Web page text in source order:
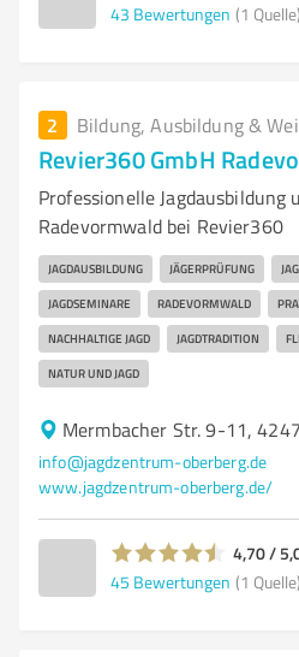
43 Bewertungen (1 Quelle)
2 Bildung, Ausbildung &
Revier360 GmbH
Professionelle Jagdausbildung
Radevormwald bei Revier360
JAGDAUSBILDUNG JÄGERPRÜFUNG
JAGDSEMINARE RADEVORMWALD
NACHHALTIGE JAGD JAGDTRADITION
NATUR UND JAGD
Mermbacher Str. 9-11,
info@jagdzentrum-oberberg.de
www.jagdzentrum-oberberg.de/
4,70 /
45 Bewertungen (1 Quelle)